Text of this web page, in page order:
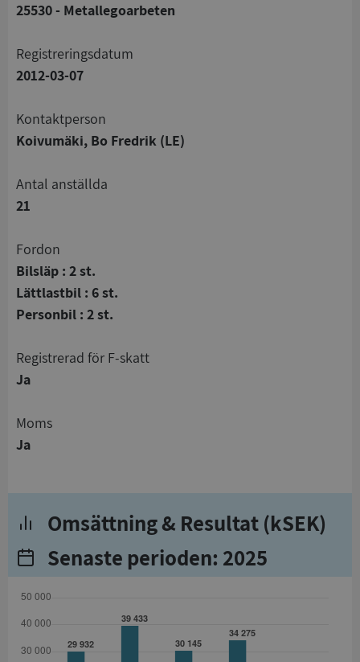
25530 - Metallegoarbeten
registreringsdatum
2012-03-07
Kontaktperson
Koivumäki, Bo Fredrik (LE)
Antal anställda
21
Fordon
Bilsläp : 2 st.
Lättlastbil : 6 st.
Personbil : 2 st.
registrerad för F-skatt
Ja
Moms
Ja
Omsättning & Resultat (kSEK)
Senaste perioden: 2025